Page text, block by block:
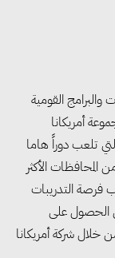
القومية
أمريكانا
تلعب دوراً هاما
المحافظات الأكثر
فرصة التدريبات
الحصول على
شركة أمريكانا